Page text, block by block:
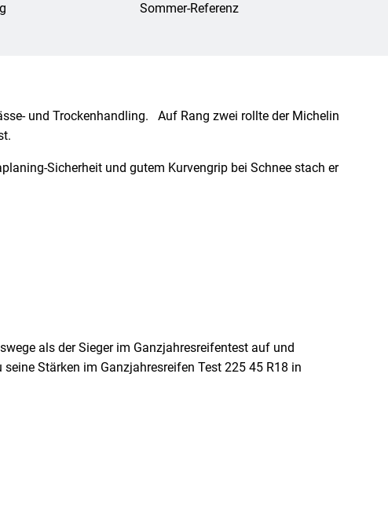
Sommer-Referenz
und Trockenhandling. Auf Rang zwei rollte der Michelin
Sicherheit und gutem Kurvengrip bei Schnee stach er
als der Sieger im Ganzjahresreifentest auf und
Stärken im Ganzjahresreifen Test 225 45 R18 in